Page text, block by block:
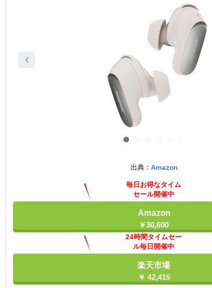
出典： Amazon
毎日お得なタイム
セール開催中
Amazon
￥30,600
24時間タイムセー
ル毎日開催中
楽天市場
￥ 42,415